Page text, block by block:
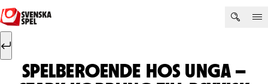
Hoppa till innehåll
Sök efter:
SPELBEROENDE HOS UNGA –